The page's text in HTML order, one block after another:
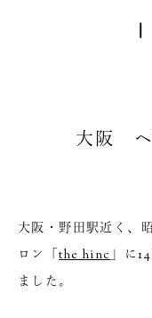
大阪 ヘ
大阪・野田駅近く、
ロン「the hinc」に
ました。